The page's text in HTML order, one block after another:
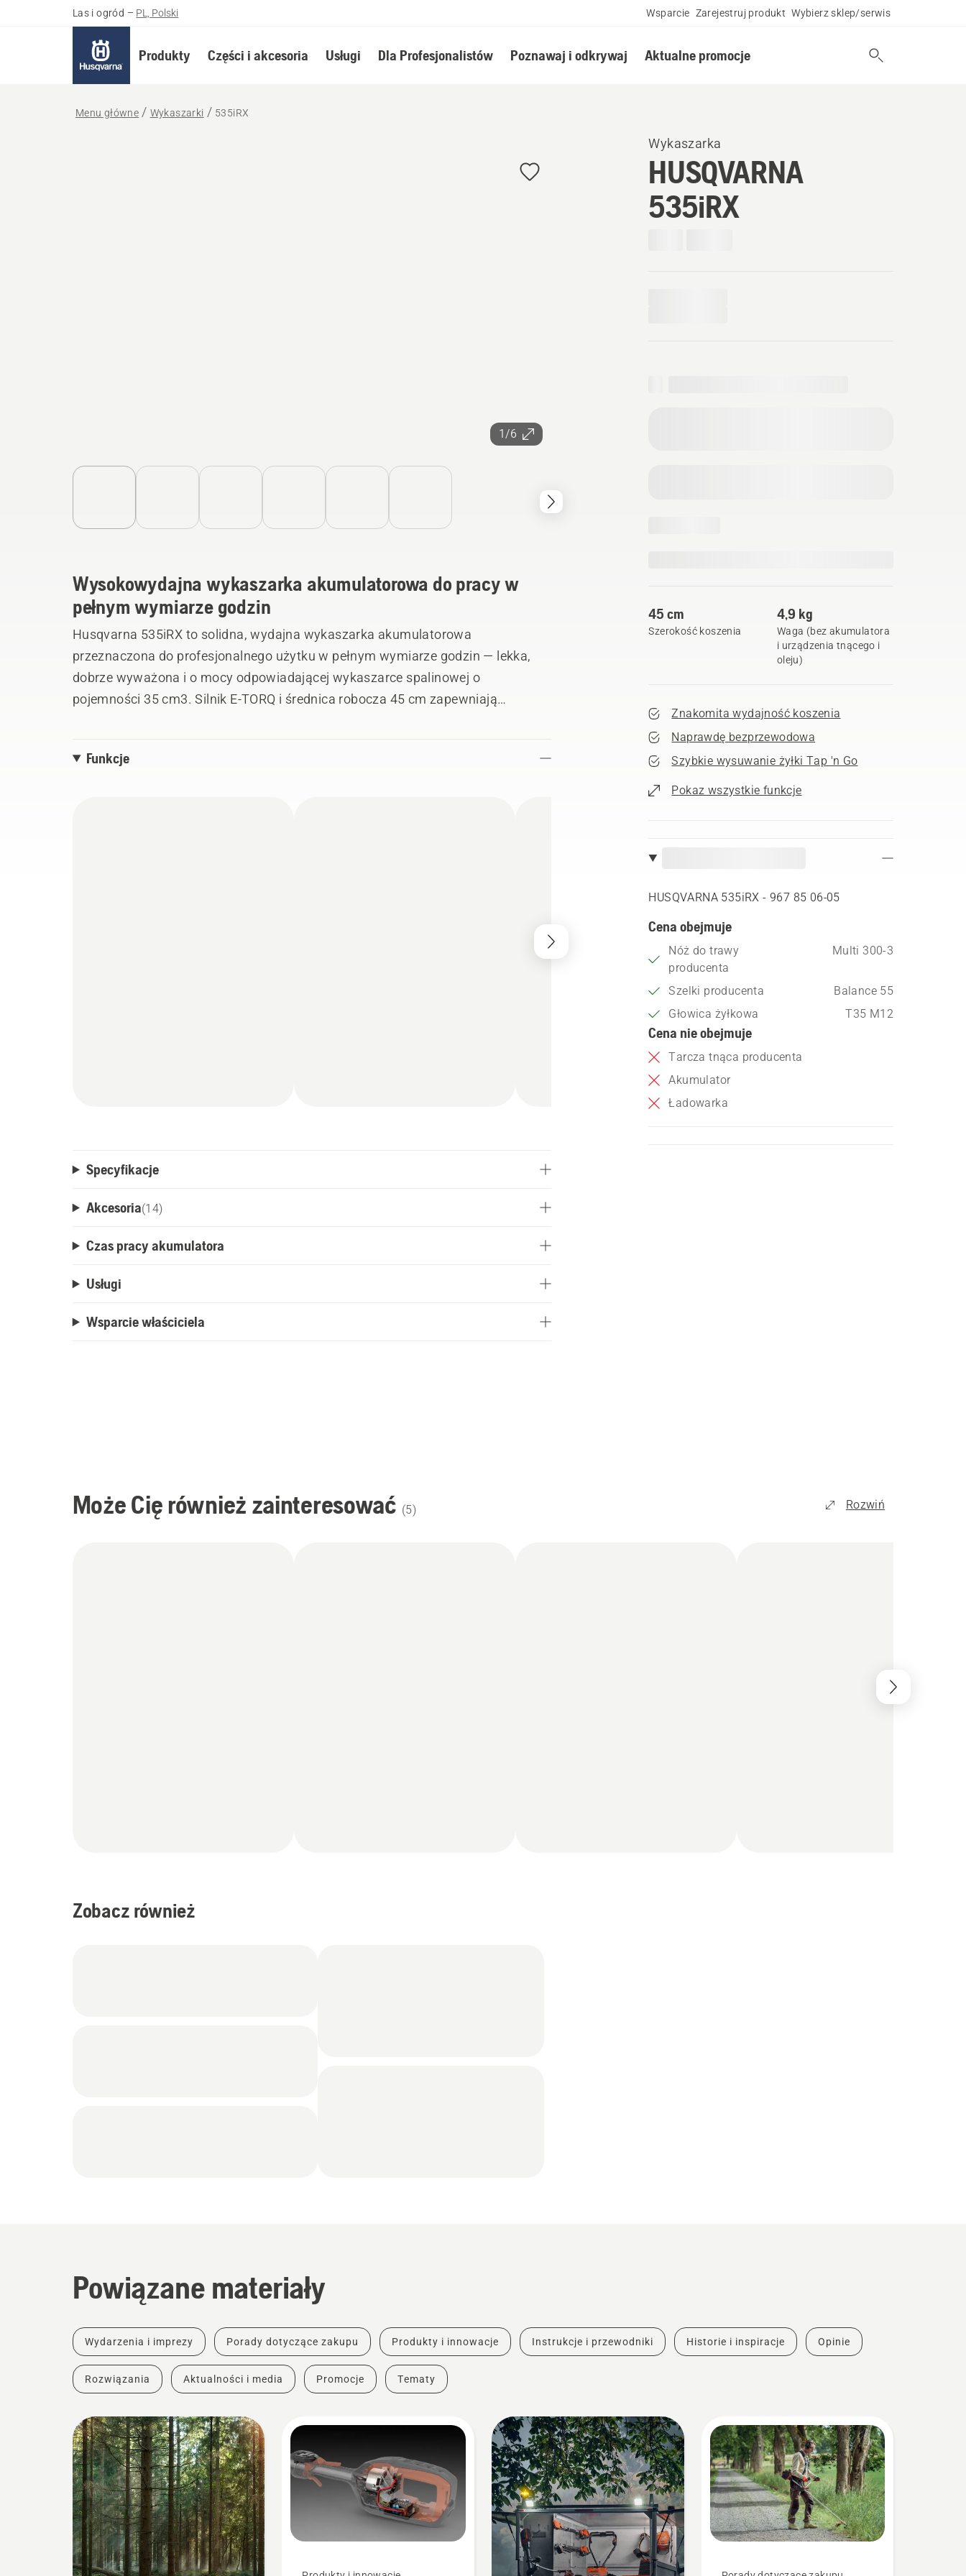
Las i ogród – PL, Polski Wsparcie Zarejestruj produkt Wybierz sklep/serwis
Produkty Części i akcesoria Usługi Dla Profesjonalistów Poznawaj i odkrywaj Aktualne promocje
Menu główne Wykaszarki 535iRX
1/6
Wykaszarka
HUSQVARNA
535iRX
45 cm
Szerokość koszenia
4,9 kg
Waga (bez akumulatora
i urządzenia tnącego i
oleju)
Znakomita wydajność koszenia
Naprawdę bezprzewodowa
Szybkie wysuwanie żyłki Tap 'n Go
Pokaz wszystkie funkcje
HUSQVARNA 535iRX - 967 85 06‑05
Cena obejmuje
Nóż do trawy
producenta
Multi 300-3
Szelki producenta
Balance 55
Głowica żyłkowa
T35 M12
Cena nie obejmuje
Tarcza tnąca producenta
Akumulator
Ładowarka
Wysokowydajna wykaszarka akumulatorowa do pracy w
pełnym wymiarze godzin
Husqvarna 535iRX to solidna, wydajna wykaszarka akumulatorowa
przeznaczona do profesjonalnego użytku w pełnym wymiarze godzin — lekka,
dobrze wyważona i o mocy odpowiadającej wykaszarce spalinowej o
pojemności 35 cm3. Silnik E-TORQ i średnica robocza 45 cm zapewniają
podczas gdy wysoki uchwyt i zawieszenie silnika są wykonane z magnezu.
Funkcje
Specyfikacje
Akcesoria(14)
Czas pracy akumulatora
Usługi
Wsparcie właściciela
Może Cię również zainteresować (5) Rozwiń
Zobacz również
Powiązane materiały
Wydarzenia i imprezy Porady dotyczące zakupu Produkty i innowacje Instrukcje i przewodniki Historie i inspiracje Opinie
Rozwiązania Aktualności i media Promocje Tematy